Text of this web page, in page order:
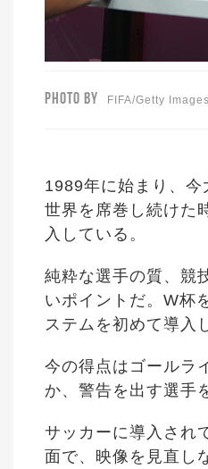
PHOTO BY FIFA/Getty
1989年に始まり、
世界を席巻し続けた
入している。
純粋な選手の質、競
いポイントだ。W杯
ステムを初めて導入
今の得点はゴールラ
か、警告を出す選手
サッカーに導入され
面で、映像を見直し